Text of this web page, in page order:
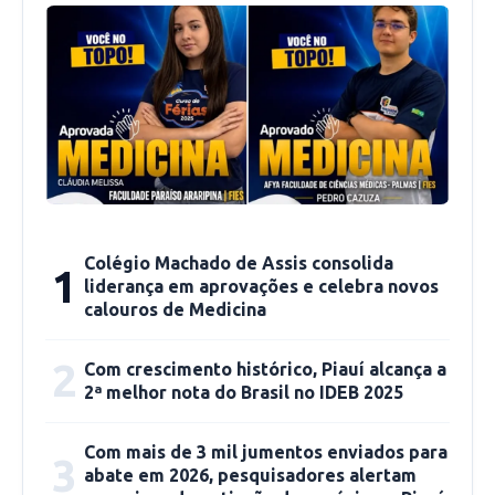
ambiente virtual imersivo.
Confira a programação:
Estado: Piauí e Maranhão
1
Colégio Machado de Assis consolida
liderança em aprovações e celebra novos
calouros de Medicina
2 Com crescimento histórico, Piauí alcança a
2ª melhor nota do Brasil no IDEB 2025
3 Com mais de 3 mil jumentos enviados para
abate em 2026, pesquisadores alertam